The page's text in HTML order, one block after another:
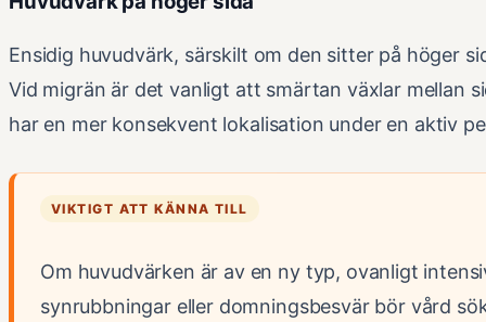
Ensidig huvudvärk, särskilt om den sitter på höger
Vid migrän är det vanligt att smärtan växlar mellan
har en mer konsekvent lokalisation under en aktiv
VIKTIGT ATT KÄNNA TILL
Om huvudvärken är av en ny typ, ovanligt
synrubbningar eller domningsbesvär bör vård